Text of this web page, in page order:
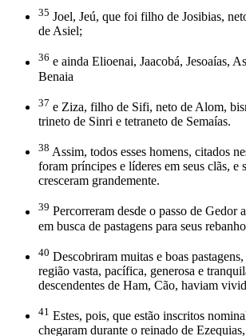
35 Joel, Jeú, que foi filho de Josibias,
de Asiel;
36 e ainda Elioenai, Jaacobá, Jesoaías,
Benaia
37 e Ziza, filho de Sifi, neto de Alom,
trineto de Sinri e tetraneto de Semaías.
38 Assim, todos esses homens, citados
foram príncipes e líderes em seus clãs, e
cresceram grandemente.
39 Percorreram desde o passo de Gedor
em busca de pastagens para seus
40 Descobriram muitas e boas
região vasta, pacífica, generosa e
descendentes de Ham, Cão, haviam
41 Estes, pois, que estão inscritos
chegaram durante o reinado de